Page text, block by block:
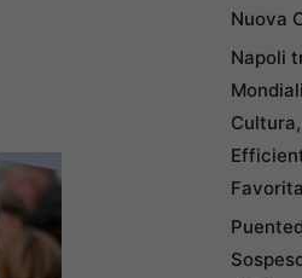
Nuova
Napoli